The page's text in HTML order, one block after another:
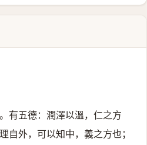
有五德：潤澤以溫，仁之方
自外，可以知中，義之方也；